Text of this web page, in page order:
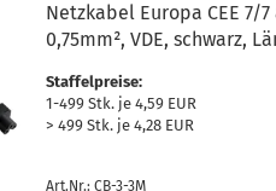
Netzkabel Europa CEE 7/7
0,75mm², VDE, schwarz,
Staffelpreise:
1-499 Stk. je 4,59 EUR
> 499 Stk. je 4,28 EUR
Art.Nr.: CB-3-3M